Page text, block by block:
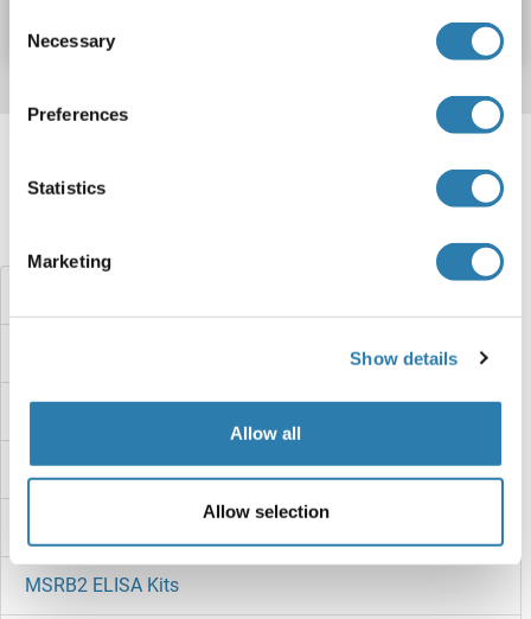
Selection
Necessary
Preferences
Statistics
Marketing
Show details
Allow all
Allow selection
Target information, Synonyms, Latest
Haben Sie etwas anderes gesucht?
MST1L ELISA Kits
MST1 ELISA Kits
MSRB2 ELISA Kits